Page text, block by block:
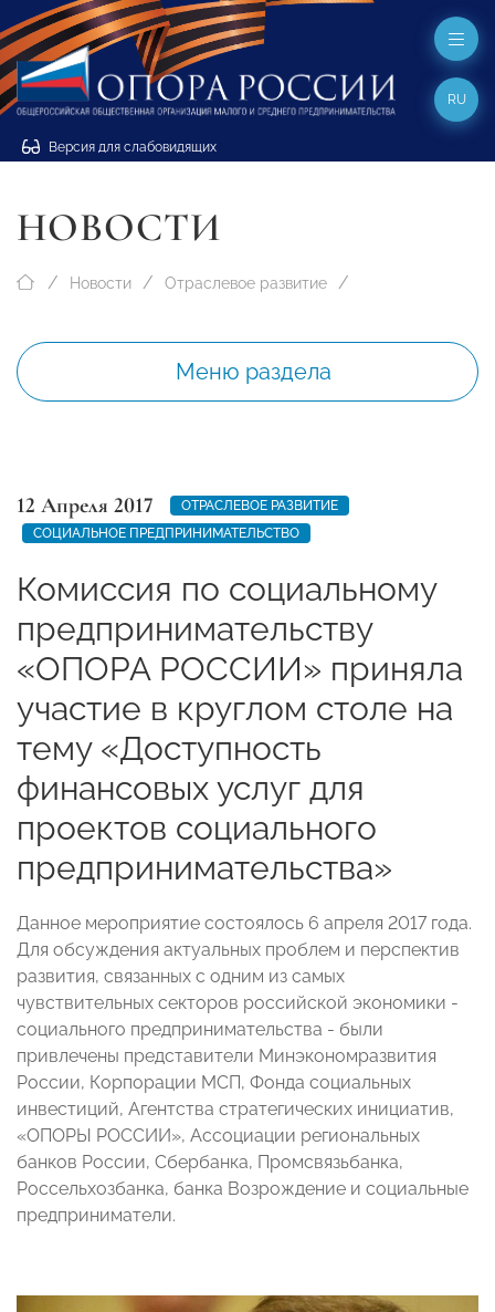
Версия для слабовидящих
RU
НОВОСТИ
Новости Отраслевое развитие
Меню раздела
12 Апреля 2017
ОТРАСЛЕВОЕ РАЗВИТИЕ
СОЦИАЛЬНОЕ ПРЕДПРИНИМАТЕЛЬСТВО
Комиссия по социальному
предпринимательству
«ОПОРА РОССИИ» приняла
участие в круглом столе на
тему «Доступность
финансовых услуг для
проектов социального
предпринимательства»
Данное мероприятие состоялось 6 апреля 2017 года.
Для обсуждения актуальных проблем и перспектив
развития, связанных с одним из самых
чувствительных секторов российской экономики -
социального предпринимательства - были
привлечены представители Минэкономразвития
России, Корпорации МСП, Фонда социальных
инвестиций, Агентства стратегических инициатив,
«ОПОРЫ РОССИИ», Ассоциации региональных
банков России, Сбербанка, Промсвязьбанка,
Россельхозбанка, банка Возрождение и социальные
предприниматели.